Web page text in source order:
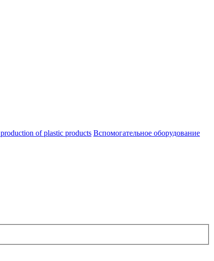
of plastic products Вспомогательное оборудование